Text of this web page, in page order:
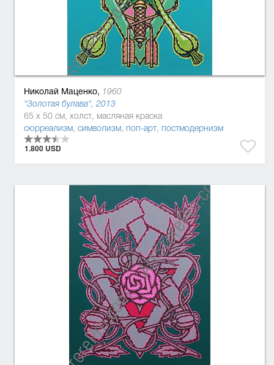
Николай Маценко, 1960
"Золотая булава", 2013
65 x 50 см, холст, масляная краска
сюрреализм, символизм, поп-арт, постмодернизм
1.800 USD